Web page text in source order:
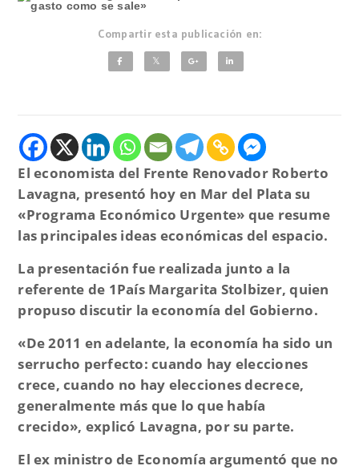
Compartir esta publicación en:
El economista del Frente Renovador Roberto
Lavagna, presentó hoy en Mar del Plata su
«Programa Económico Urgente» que resume
las principales ideas económicas del espacio.
La presentación fue realizada junto a la
referente de 1País Margarita Stolbizer, quien
propuso discutir la economía del Gobierno.
«De 2011 en adelante, la economía ha sido un
serrucho perfecto: cuando hay elecciones
crece, cuando no hay elecciones decrece,
generalmente más que lo que había
crecido», explicó Lavagna, por su parte.
El ex ministro de Economía argumentó que no